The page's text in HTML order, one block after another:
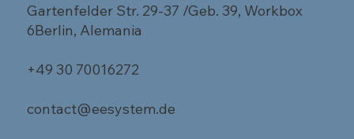
Gartenfelder Str. 29-37 /Geb. 39, Workbox
6Berlin, Alemania
+49 30 70016272
contact@eesystem.de